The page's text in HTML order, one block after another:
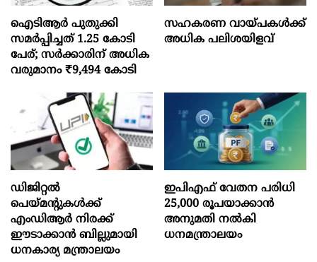
ഐടിആര്‍ പുതുക്കി
സമർപ്പിച്ചത് 1.25 കോടി
പേര്; സർക്കാരിന് അധിക
വരുമാനം ₹9,494 കോടി
സഹകരണ വായ്പകള്‍ക്ക്
അധിക പലിശയിളവ്
ഡിജിറ്റൽ
പെയ്മന്റുകൾക്ക്
എംഡിആർ നിരക്ക്
ഈടാക്കാൻ ബില്ലുമായി
ധനകാര്യ മന്ത്രാലയം
ഇപിഎഫ് വേതന പരിധി
25,000 രൂപയാക്കാൻ
അനുമതി നൽകി
ധനമന്ത്രാലയം